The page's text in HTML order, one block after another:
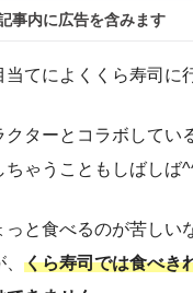
事内に広告を含みます
てによくくら寿司に
ターとコラボしてい
ちゃうこともしばしば
っと食べるのが苦しい
くら寿司では食べき